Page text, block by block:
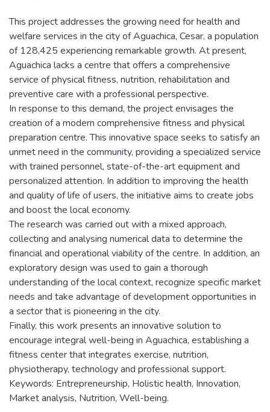
This project addresses the growing need for health and
welfare services in the city of Aguachica, Cesar, a population
of 128,425 experiencing remarkable growth. At present,
Aguachica lacks a centre that offers a comprehensive
service of physical fitness, nutrition, rehabilitation and
preventive care with a professional perspective.
In response to this demand, the project envisages the
creation of a modern comprehensive fitness and physical
preparation centre. This innovative space seeks to satisfy an
unmet need in the community, providing a specialized service
with trained personnel, state-of-the-art equipment and
personalized attention. In addition to improving the health
and quality of life of users, the initiative aims to create jobs
and boost the local economy.
The research was carried out with a mixed approach,
collecting and analysing numerical data to determine the
financial and operational viability of the centre. In addition, an
exploratory design was used to gain a thorough
understanding of the local context, recognize specific market
needs and take advantage of development opportunities in
a sector that is pioneering in the city.
Finally, this work presents an innovative solution to
encourage integral well-being in Aguachica, establishing a
fitness center that integrates exercise, nutrition,
physiotherapy, technology and professional support.
Keywords: Entrepreneurship, Holistic health, Innovation,
Market analysis, Nutrition, Well-being.